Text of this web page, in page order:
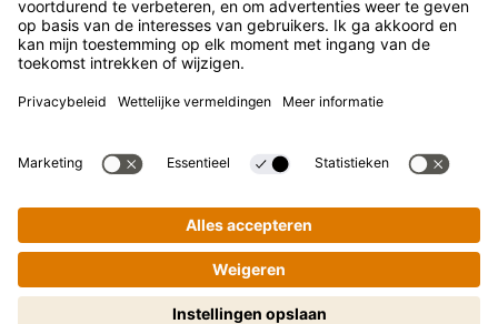
Stapsgewijs koken gemakkelijk
gemaakt! Tik om te starten.
Veelgestelde vragen
Contact
Nieuwsbrief
Pers
Kikkoman is een geregistreerd handelsmerk van Kikkoman
Corporation, Japan.
© Kikkoman Trading Europe GmbH 2023 – 2026
Theodorstraße 180, 40472 Düsseldorf, Germany